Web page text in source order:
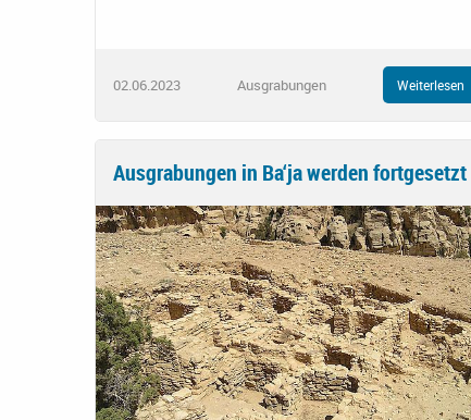
02.06.2023 Ausgrabungen Weiterlesen
Ausgrabungen in Ba‘ja werden fortgesetzt